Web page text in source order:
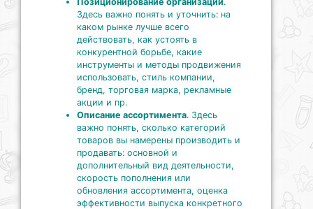
Здесь важно понять и уточнить: на
каком рынке лучше всего
действовать, как устоять в
конкурентной борьбе, какие
инструменты и методы продвижения
использовать, стиль компании,
бренд, торговая марка, рекламные
акции и пр.
Описание ассортимента. Здесь
важно понять, сколько категорий
товаров вы намерены производить и
продавать: основной и
дополнительный вид деятельности,
скорость пополнения или
обновления ассортимента, оценка
эффективности выпуска конкретного